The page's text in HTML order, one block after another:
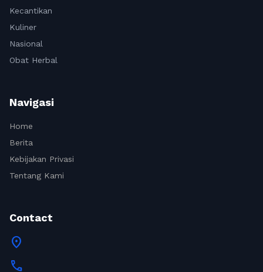
Kecantikan
Kuliner
Nasional
Obat Herbal
Navigasi
Home
Berita
Kebijakan Privasi
Tentang Kami
Contact
location_on
call